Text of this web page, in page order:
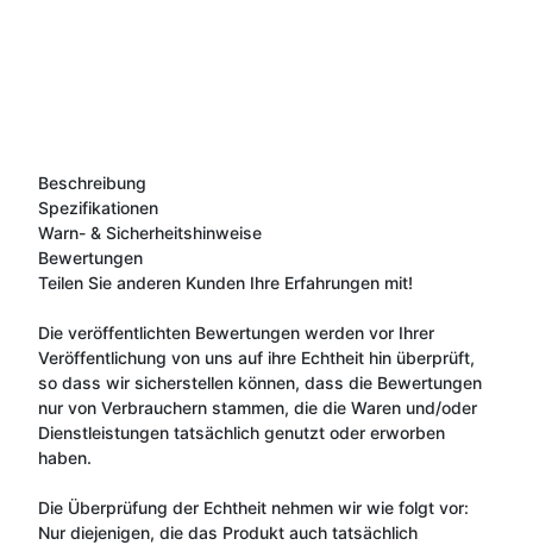
Beschreibung
Spezifikationen
Warn- & Sicherheitshinweise
Bewertungen
Teilen Sie anderen Kunden Ihre Erfahrungen mit!
Die veröffentlichten Bewertungen werden vor Ihrer
Veröffentlichung von uns auf ihre Echtheit hin überprüft,
so dass wir sicherstellen können, dass die Bewertungen
nur von Verbrauchern stammen, die die Waren und/oder
Dienstleistungen tatsächlich genutzt oder erworben
haben.
Die Überprüfung der Echtheit nehmen wir wie folgt vor:
Nur diejenigen, die das Produkt auch tatsächlich